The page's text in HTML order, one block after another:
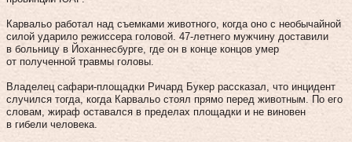
Карвальо работал над съемками животного, когда оно с необычайной
силой ударило режиссера головой. 47-летнего мужчину доставили
в больницу в Йоханнесбурге, где он в конце концов умер
от полученной травмы головы.
Владелец сафари-площадки Ричард Букер рассказал, что инцидент
случился тогда, когда Карвальо стоял прямо перед животным. По его
словам, жираф оставался в пределах площадки и не виновен
в гибели человека.